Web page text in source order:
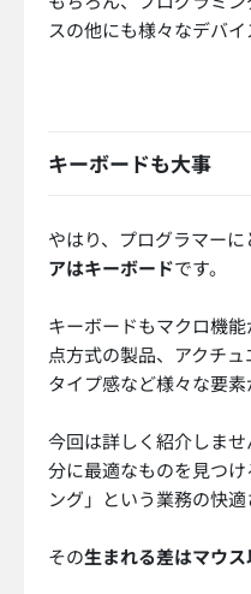
スの他にも様々なデバイ
キーボードも大事
やはり、プログラマーに
アはキーボードです。
キーボードもマクロ機
点方式の製品、アクチュ
タイプ感など様々な要素
今回は詳しく紹介しま
分に最適なものを見つ
ング」という業務の快適
その生まれる差はマウス